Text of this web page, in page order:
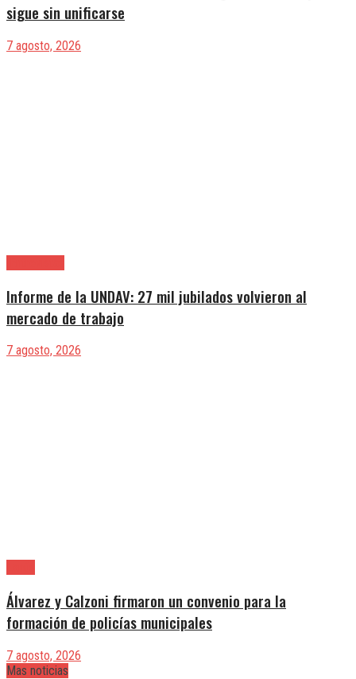
sigue sin unificarse
7 agosto, 2026
Informe de la UNDAV: 27 mil jubilados volvieron al
mercado de trabajo
7 agosto, 2026
Álvarez y Calzoni firmaron un convenio para la
formación de policías municipales
7 agosto, 2026
Mas noticias